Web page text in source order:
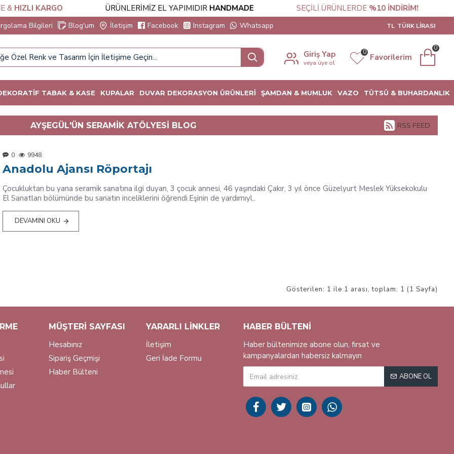
HIZLI KARGO ÜRÜNLERİMİZ EL YAPIMIDIRHANDMADE SEÇİLİ ÜRÜNLERDE%10 İNDİRİM!
Bilgileri Blog'um İletişim Facebook Instagram Whatsapp TL TÜRK LIRASI
Giriş Yap
veya üye ol
Favorilerim
0
0
TABAK & KASE KUPALAR DUVAR DEKORASYON ÜRÜNLERİ ŞAMDAN & MUMLUK VAZO TÜTSÜ & BUHARDANLIK
AYŞEGÜL'ÜN SERAMIK ATÖLYESI BLOG RSS FEED
0 9948
Anadolu Ajansı Röportajı
Çocukluktan bu yana seramik sanatına ilgi duyan, 3 çocuk annesi, 46 yaşındaki Çakır, 3 yıl önce Güzelyurt Meslek Yüksekokulu
El Sanatları bölümünde bu sanatın inceliklerini öğrendi.Eşinin de yardımıyl..
DEVAMINI OKU
Gösterilen: 1 ile 1 arası, toplam: 1 (1 Sayfa)
MÜŞTERI SAYFASI
Hesabınız
Sipariş Geçmişi
Haber Bülteni
YARARLI LINKLER
İletişim
Geri İade Formu
HABER BÜLTENI
Haber bültenimize abone olun, fırsat ve
kampanyalardan habersiz kalmayın
ABONE OL